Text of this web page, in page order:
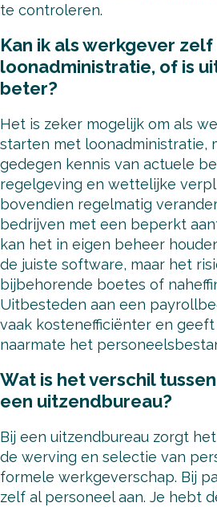
te controleren.
Kan ik als werkgever
loonadministratie, of is
beter?
Het is zeker mogelijk om als
starten met loonadministratie,
gedegen kennis van actuele
regelgeving en wettelijke
bovendien regelmatig
bedrijven met een beperkt
kan het in eigen beheer
de juiste software, maar het
bijbehorende boetes of
Uitbesteden aan een
vaak kostenefficiënter en
naarmate het
Wat is het verschil
een uitzendbureau?
Bij een uitzendbureau zorgt
de werving en selectie van
formele werkgeverschap. Bij
zelf al personeel aan. Je hebt